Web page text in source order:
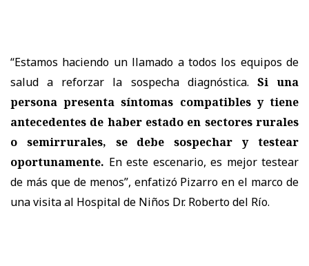
“Estamos haciendo un llamado a todos los equipos de
salud a reforzar la sospecha diagnóstica. Si una
persona presenta síntomas compatibles y tiene
antecedentes de haber estado en sectores rurales
o semirrurales, se debe sospechar y testear
oportunamente. En este escenario, es mejor testear
de más que de menos”, enfatizó Pizarro en el marco de
una visita al Hospital de Niños Dr. Roberto del Río.